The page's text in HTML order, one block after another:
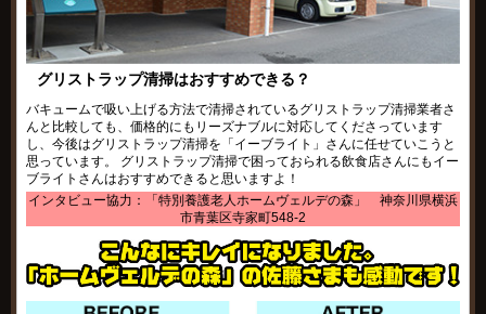
グリストラップ清掃はおすすめできる？
バキュームで吸い上げる方法で清掃されているグリストラップ清掃業者さ
んと比較しても、価格的にもリーズナブルに対応してくださっています
し、今後はグリストラップ清掃を「イーブライト」さんに任せていこうと
思っています。 グリストラップ清掃で困っておられる飲食店さんにもイー
ブライトさんはおすすめできると思いますよ！
インタビュー協力：「特別養護老人ホームヴェルデの森」 神奈川県横浜
市青葉区寺家町548-2